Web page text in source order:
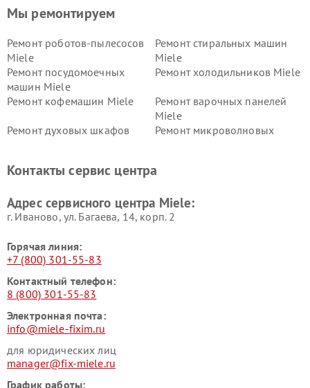
Мы ремонтируем
Ремонт роботов-пылесосов
Miele
Ремонт стиральных машин
Miele
Ремонт посудомоечных
машин Miele
Ремонт холодильников Miele
Ремонт кофемашин Miele
Ремонт варочных панелей
Miele
Ремонт духовых шкафов
Ремонт микроволновых
Miele
Miele
пылесосов Miele
Контакты сервис центра
Адрес сервисного центра Miele:
г. Иваново, ул. Багаева, 14, корп. 2
Горячая линия:
+7 (800) 301-55-83
Контактный телефон:
8 (800) 301-55-83
Электронная почта:
info@miele-fixim.ru
для юридических лиц
manager@fix-miele.ru
График работы: